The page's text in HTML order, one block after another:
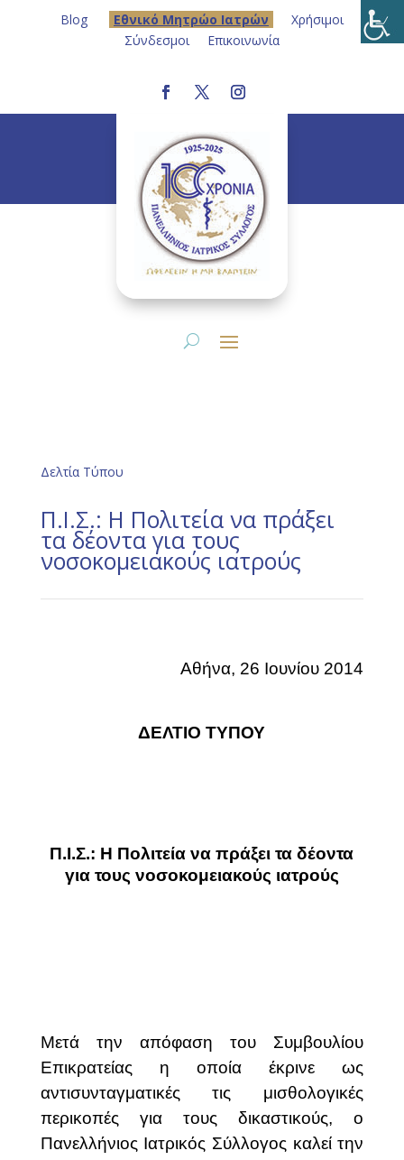
Blog Eθνικό Μητρώο Ιατρών
Χρήσιμοι
Σύνδεσμοι
Επικοινωνία
Δελτία Τύπου
Π.Ι.Σ.: Η Πολιτεία να πράξει
τα δέοντα για τους
νοσοκομειακούς ιατρούς
Αθήνα, 26 Ιουνίου 2014
ΔΕΛΤΙΟ ΤΥΠΟΥ
Π.Ι.Σ.: Η Πολιτεία να πράξει τα δέοντα
για τους νοσοκομειακούς ιατρούς
Μετά την απόφαση του Συμβουλίου
Επικρατείας η οποία έκρινε ως
αντισυνταγματικές τις μισθολογικές
περικοπές για τους δικαστικούς, ο
Πανελλήνιος Ιατρικός Σύλλογος καλεί την